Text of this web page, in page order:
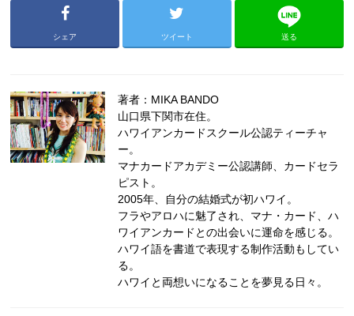
シェア ツイート 送る
著者：MIKA BANDO
山口県下関市在住。
ハワイアンカードスクール公認ティーチャ
ー。
マナカードアカデミー公認講師、カードセラ
ピスト。
2005年、自分の結婚式が初ハワイ。
フラやアロハに魅了され、マナ・カード、ハ
ワイアンカードとの出会いに運命を感じる。
ハワイ語を書道で表現する制作活動もしてい
る。
ハワイと両想いになることを夢見る日々。